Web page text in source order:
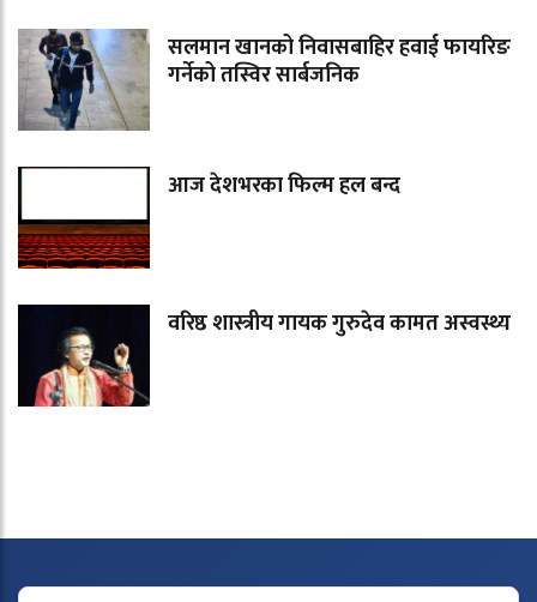
सलमान खानको निवासबाहिर हवाई फायरिङ
गर्नेको तस्विर सार्बजनिक
आज देशभरका फिल्म हल बन्द
वरिष्ठ शास्त्रीय गायक गुरुदेव कामत अस्वस्थ्य